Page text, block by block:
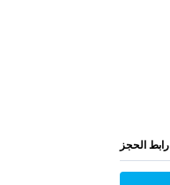
رابط الحجز